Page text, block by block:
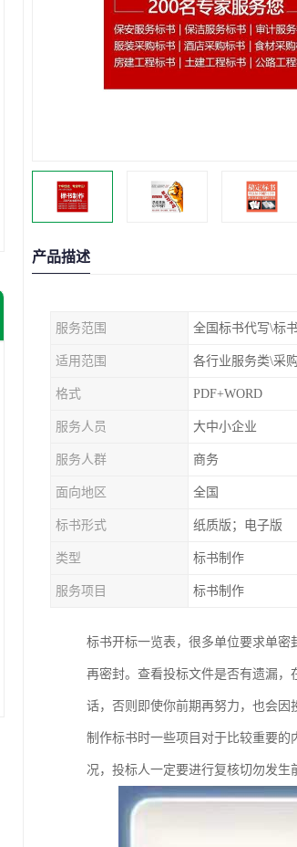
产品描述
服务范围 全国标书代写\标
适用范围 各行业服务类\采
格式 PDF+WORD
服务人员 大中小企业
服务人群 商务
面向地区 全国
标书形式 纸质版；电子版
类型 标书制作
服务项目 标书制作
标书开标一览表，很多单位要求单
再密封。查看投标文件是否有遗漏
话，否则即使你前期再努力，也会因
制作标书时一些项目对于比较重要
况，投标人一定要进行复核切勿发生